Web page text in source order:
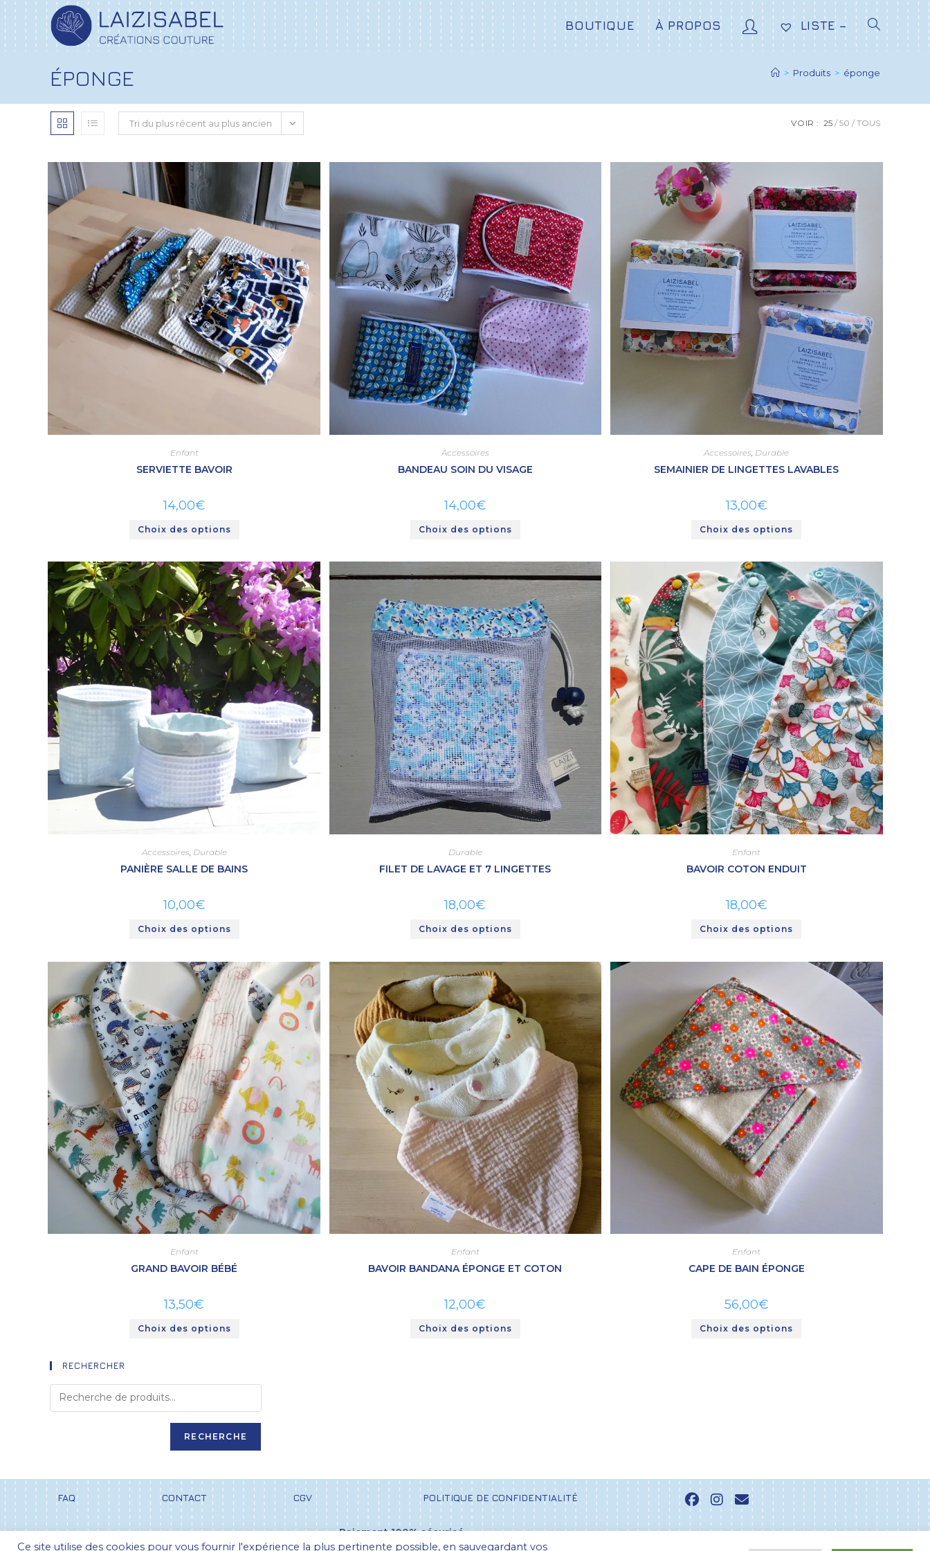
BOUTIQUE À PROPOS LISTE –
ÉPONGE > Produits > éponge
Tri du plus récent au plus ancien VOIR : 25 50 TOUS
Enfant
SERVIETTE BAVOIR
14,00€
Choix des options
Accessoires
BANDEAU SOIN DU VISAGE
14,00€
Choix des options
Accessoires Durable
SEMAINIER DE LINGETTES LAVABLES
13,00€
Choix des options
Accessoires, Durable
PANIÈRE SALLE DE BAINS
10,00€
Choix des options
Durable
FILET DE LAVAGE ET 7 LINGETTES
18,00€
Choix des options
Enfant
BAVOIR COTON ENDUIT
18,00€
Choix des options
Enfant
GRAND BAVOIR BÉBÉ
13,50€
Choix des options
Enfant
BAVOIR BANDANA ÉPONGE ET COTON
12,00€
Choix des options
Enfant
CAPE DE BAIN ÉPONGE
56,00€
Choix des options
RECHERCHER
RECHERCHE
FAQ CONTACT CGV POLITIQUE DE CONFIDENTIALITÉ
Paiement 100% sécurisé
Ce site utilise des cookies pour vous fournir l'expérience la plus pertinente possible, en sauvegardant vos